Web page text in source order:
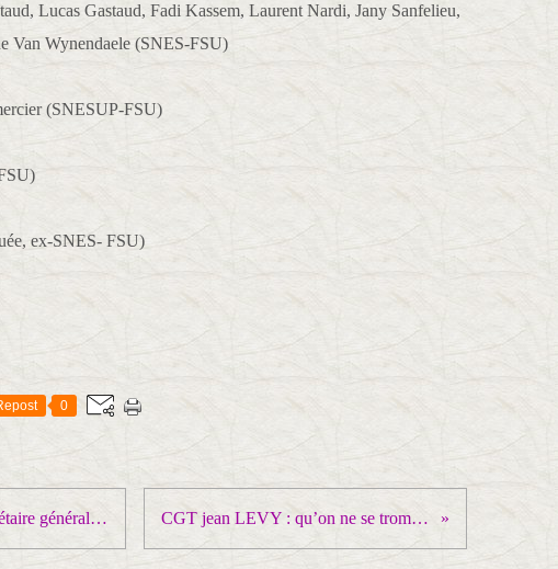
Lucas Gastaud, Fadi Kassem, Laurent Nardi, Jany Sanfelieu,
Van Wynendaele (SNES-FSU)
(SNESUP-FSU)
ex-SNES- FSU)
0
MARC PEYRADE Secrétaire général de la Filpac-Cgt CGT jean LEVY : qu’on ne se trompe pas de cible !